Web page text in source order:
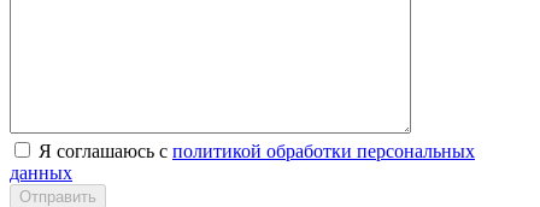
Я соглашаюсь с политикой обработки персональных
данных
Отправить